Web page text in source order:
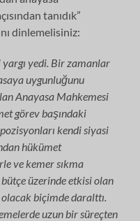
tanıdık”
dinlemelisiniz:
yargı yedi. Bir zamanlar
uygunluğunu
Anayasa Mahkemesi
görev başındaki
kendi siyasi
hükümet
ve kemer sıkma
üzerinde etkisi olan
biçimde daralttı.
uzun bir süreçten